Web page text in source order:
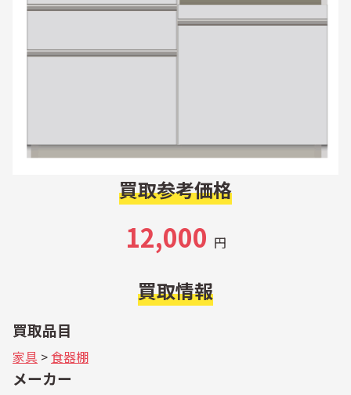
買取参考価格
12,000 円
買取情報
買取品目
家具 >食器棚
メーカー